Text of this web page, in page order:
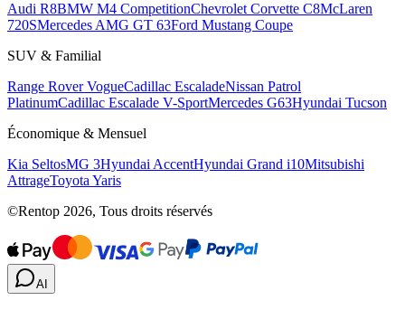
Audi R8BMW M4 CompetitionChevrolet Corvette C8McLaren
720SMercedes AMG GT 63Ford Mustang Coupe
SUV & Familial
Range Rover VogueCadillac EscaladeNissan Patrol
PlatinumCadillac Escalade V-SportMercedes G63Hyundai Tucson
Économique & Mensuel
Kia SeltosMG 3Hyundai AccentHyundai Grand i10Mitsubishi
AttrageToyota Yaris
©Rentop 2026, Tous droits réservés
AI